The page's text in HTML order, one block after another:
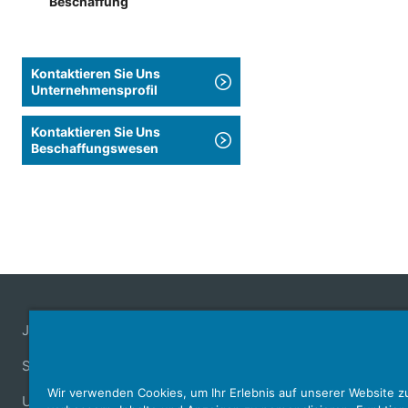
Kontaktieren Sie Uns
Unternehmensprofil
Kontaktieren Sie Uns
Beschaffungswesen
Japan Aviation Electronics Industry, Limited
Steckverbinder
Unser Unternehmen Nachhaltigkeit
Wir verwenden Cookies, um Ihr Erlebnis auf unserer Website